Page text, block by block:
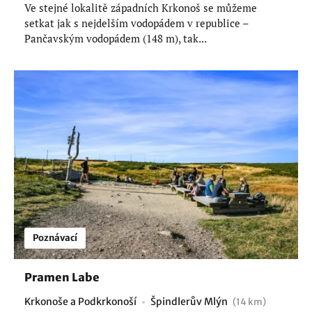
Ve stejné lokalitě západních Krkonoš se můžeme
setkat jak s nejdelším vodopádem v republice –
Pančavským vodopádem (148 m), tak...
Poznávací
Pramen Labe
Krkonoše a Podkrkonoší Špindlerův Mlýn (14 km)